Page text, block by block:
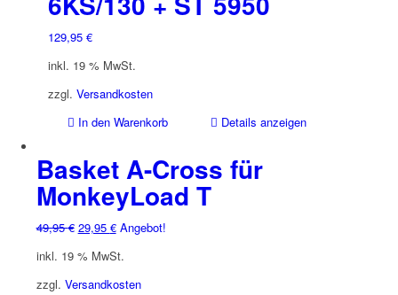
129,95 €
inkl. 19 % MwSt.
zzgl. Versandkosten
In den Warenkorb
Details anzeigen
Basket A-Cross für
MonkeyLoad T
49,95€ Ursprünglicher
war:
49,95 €
29,95 €Aktueller
ist:
29,95 €.
Angebot!
inkl. 19 % MwSt.
zzgl. Versandkosten